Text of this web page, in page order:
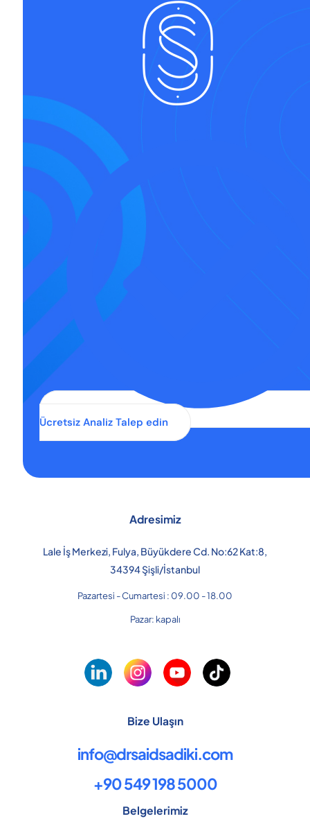
Ücretsiz Analiz Talep edin
Adresimiz
Lale İş Merkezi, Fulya, Büyükdere Cd. No:62 Kat:8,
34394 Şişli/İstanbul
Pazartesi - Cumartesi : 09.00 - 18.00
Pazar: kapalı
Bize Ulaşın
info@drsaidsadiki.com
+90 549 198 5000
Belgelerimiz